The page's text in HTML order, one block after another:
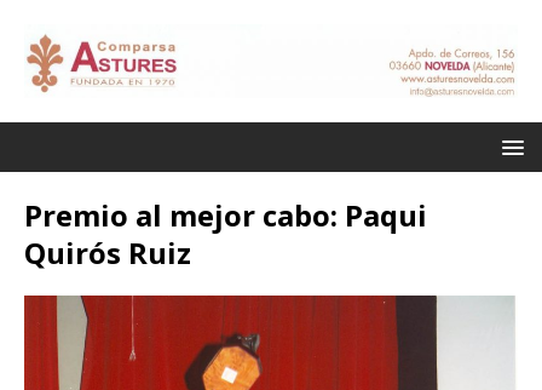
Premio al mejor cabo: Paqui
Quirós Ruiz